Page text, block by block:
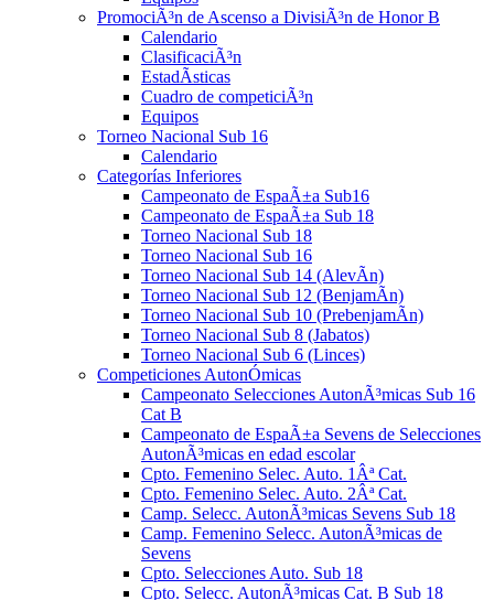
PromociÃ³n de Ascenso a DivisiÃ³n de Honor B
Calendario
ClasificaciÃ³n
EstadÃ­sticas
Cuadro de competiciÃ³n
Equipos
Torneo Nacional Sub 16
Calendario
Categorías Inferiores
Campeonato de EspaÃ±a Sub16
Campeonato de EspaÃ±a Sub 18
Torneo Nacional Sub 18
Torneo Nacional Sub 16
Torneo Nacional Sub 14 (AlevÃ­n)
Torneo Nacional Sub 12 (BenjamÃ­n)
Torneo Nacional Sub 10 (PrebenjamÃ­n)
Torneo Nacional Sub 8 (Jabatos)
Torneo Nacional Sub 6 (Linces)
Competiciones AutonÓmicas
Campeonato Selecciones AutonÃ³micas Sub 16
Cat B
Campeonato de EspaÃ±a Sevens de Selecciones
AutonÃ³micas en edad escolar
Cpto. Femenino Selec. Auto. 1Âª Cat.
Cpto. Femenino Selec. Auto. 2Âª Cat.
Camp. Selecc. AutonÃ³micas Sevens Sub 18
Camp. Femenino Selecc. AutonÃ³micas de
Sevens
Cpto. Selecciones Auto. Sub 18
Cpto. Selecc. AutonÃ³micas Cat. B Sub 18